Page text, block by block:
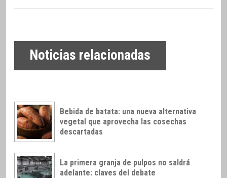
Noticias relacionadas
Bebida de batata: una nueva alternativa
vegetal que aprovecha las cosechas
descartadas
La primera granja de pulpos no saldrá
adelante: claves del debate